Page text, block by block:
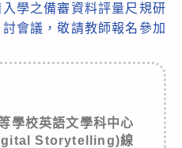
學之備審資料評量尺規研
討會議，敬請教師報名參加
學校英語文學科中心
Storytelling)線